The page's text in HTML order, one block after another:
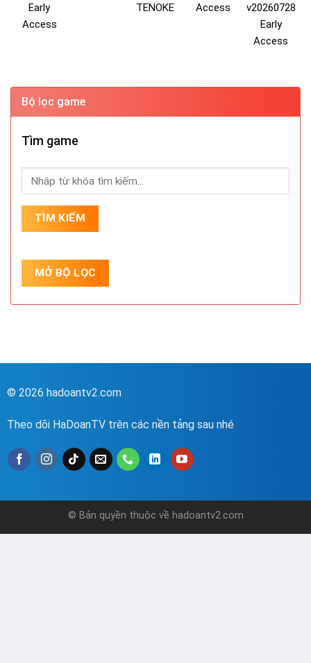
Early
Access
TENOKE
Access
v20260728
Early
Access
Bộ lọc game
Tìm game
© 2026 hadoantv2.com
Theo dõi HaDoanTV trên các nền tảng sau nhé
© Bản quyền thuộc về hadoantv2.com